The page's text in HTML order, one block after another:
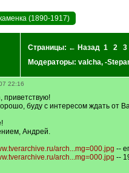
(1890-1917)
Страницы: ← Назад 1 2 3
Модераторы: valcha, -
22:16
, приветствую!
буду с интересом ждать от
Андрей.
arch...mg=000.jpg --
arch...mg=000.jpg --